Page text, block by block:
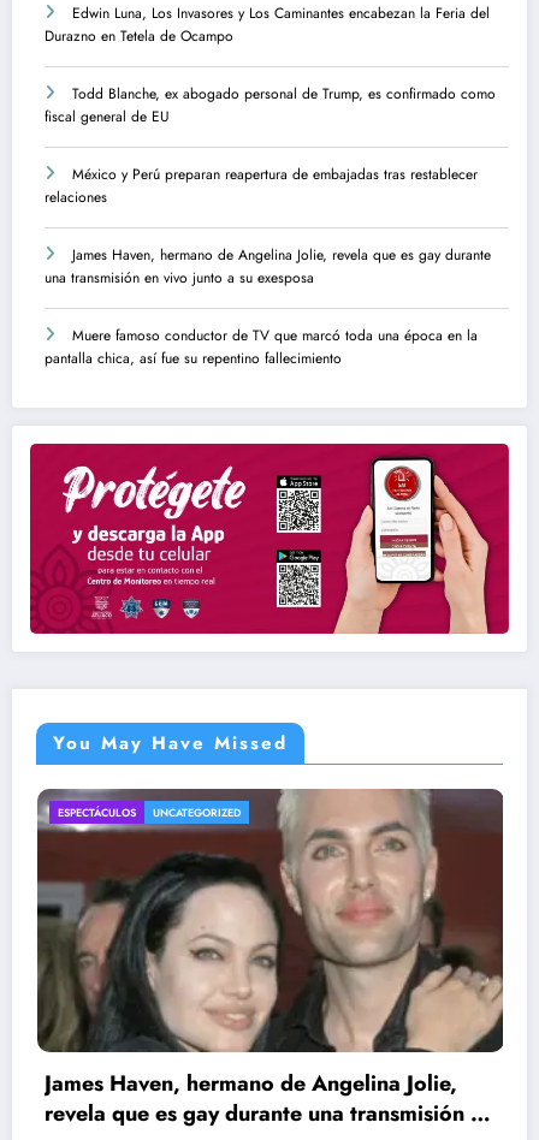
Edwin Luna, Los Invasores y Los Caminantes encabezan la Feria del
Durazno en Tetela de Ocampo
Todd Blanche, ex abogado personal de Trump, es confirmado como
fiscal general de EU
México y Perú preparan reapertura de embajadas tras restablecer
relaciones
James Haven, hermano de Angelina Jolie, revela que es gay durante
una transmisión en vivo junto a su exesposa
Muere famoso conductor de TV que marcó toda una época en la
pantalla chica, así fue su repentino fallecimiento
You May Have Missed
de Angelina Jolie,
una transmisión en
ENTRETENIMIENTO